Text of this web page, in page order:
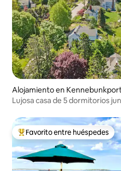
Alojamiento en
Lujosa casa de 5 dormitorios
Favorito entre los huéspedes
Favorito entre huéspedes